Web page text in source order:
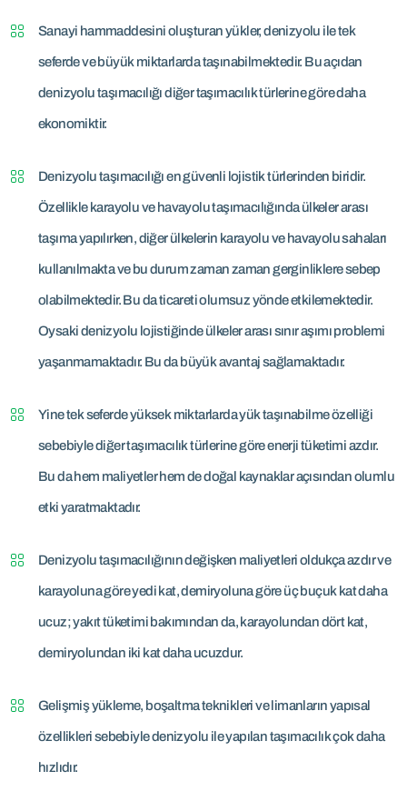
Sanayi hammaddesini oluşturan yükler, denizyolu ile tek
seferde ve büyük miktarlarda taşınabilmektedir. Bu açıdan
denizyolu taşımacılığı diğer taşımacılık türlerine göre daha
ekonomiktir.
Denizyolu taşımacılığı en güvenli lojistik türlerinden biridir.
Özellikle karayolu ve havayolu taşımacılığında ülkeler arası
taşıma yapılırken, diğer ülkelerin karayolu ve havayolu sahaları
kullanılmakta ve bu durum zaman zaman gerginliklere sebep
olabilmektedir. Bu da ticareti olumsuz yönde etkilemektedir.
Oysaki denizyolu lojistiğinde ülkeler arası sınır aşımı problemi
yaşanmamaktadır. Bu da büyük avantaj sağlamaktadır.
Yine tek seferde yüksek miktarlarda yük taşınabilme özelliği
sebebiyle diğer taşımacılık türlerine göre enerji tüketimi azdır.
Bu da hem maliyetler hem de doğal kaynaklar açısından olumlu
etki yaratmaktadır.
Denizyolu taşımacılığının değişken maliyetleri oldukça azdır ve
karayoluna göre yedi kat, demiryoluna göre üç buçuk kat daha
ucuz; yakıt tüketimi bakımından da, karayolundan dört kat,
demiryolundan iki kat daha ucuzdur.
Gelişmiş yükleme, boşaltma teknikleri ve limanların yapısal
özellikleri sebebiyle denizyolu ile yapılan taşımacılık çok daha
hızlıdır.